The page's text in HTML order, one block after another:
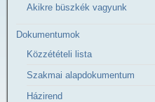
Akikre büszkék vagyunk
Dokumentumok
Közzétételi lista
Szakmai alapdokumentum
Házirend